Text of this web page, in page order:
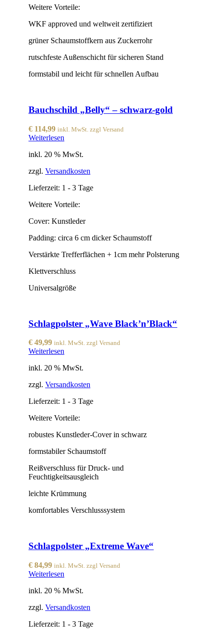
Weitere Vorteile:
WKF approved und weltweit zertifiziert
grüner Schaumstoffkern aus Zuckerrohr
rutschfeste Außenschicht für sicheren Stand
formstabil und leicht für schnellen Aufbau
Bauchschild „Belly“ – schwarz-gold
€ 114,99 inkl. MwSt. zzgl Versand
Weiterlesen
inkl. 20 % MwSt.
zzgl. Versandkosten
Lieferzeit: 1 - 3 Tage
Weitere Vorteile:
Cover: Kunstleder
Padding: circa 6 cm dicker Schaumstoff
Verstärkte Trefferflächen + 1cm mehr Polsterung
Klettverschluss
Universalgröße
Schlagpolster „Wave Black’n’Black“
€ 49,99 inkl. MwSt. zzgl Versand
Weiterlesen
inkl. 20 % MwSt.
zzgl. Versandkosten
Lieferzeit: 1 - 3 Tage
Weitere Vorteile:
robustes Kunstleder-Cover in schwarz
formstabiler Schaumstoff
Reißverschluss für Druck- und
Feuchtigkeitsausgleich
leichte Krümmung
komfortables Verschlusssystem
Schlagpolster „Extreme Wave“
€ 84,99 inkl. MwSt. zzgl Versand
Weiterlesen
inkl. 20 % MwSt.
zzgl. Versandkosten
Lieferzeit: 1 - 3 Tage